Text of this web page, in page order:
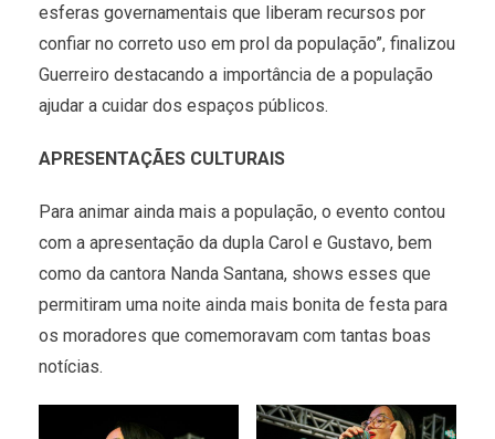
esferas governamentais que liberam recursos por
confiar no correto uso em prol da população”, finalizou
Guerreiro destacando a importância de a população
ajudar a cuidar dos espaços públicos.
APRESENTAÇÃES CULTURAIS
Para animar ainda mais a população, o evento contou
com a apresentação da dupla Carol e Gustavo, bem
como da cantora Nanda Santana, shows esses que
permitiram uma noite ainda mais bonita de festa para
os moradores que comemoravam com tantas boas
notícias.